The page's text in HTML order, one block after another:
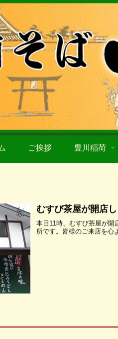
ご挨拶 豊川稲荷
むすび茶屋が開店
本日11時、むすび茶屋が開
所です。皆様のご来店を心